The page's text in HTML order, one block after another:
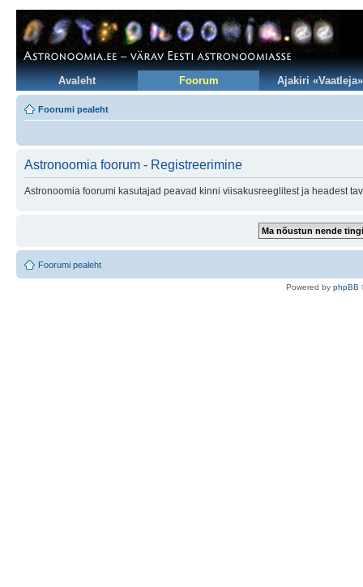
Avaleht Foorum Ajakiri «Vaatleja»
Foorumi pealeht
Astronoomia foorum - Registreerimine
Astronoomia foorumi kasutajad peavad kinni viisakusreeglitest ja headest
Foorumi pealeht
Powered by phpBB